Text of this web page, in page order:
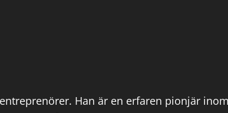
Han är en erfaren pionjär